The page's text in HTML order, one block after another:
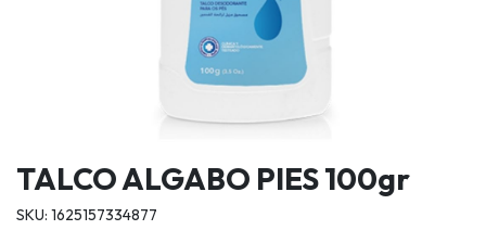
TALCO ALGABO PIES 100gr
SKU: 1625157334877